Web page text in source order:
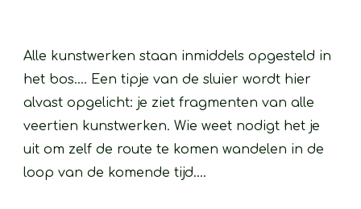
Alle kunstwerken staan inmiddels opgesteld in
het bos.... Een tipje van de sluier wordt hier
alvast opgelicht: je ziet fragmenten van alle
veertien kunstwerken. Wie weet nodigt het je
uit om zelf de route te komen wandelen in de
loop van de komende tijd....